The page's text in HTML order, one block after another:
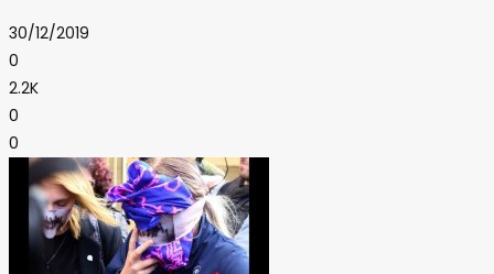
30/12/2019
0
2.2K
0
0